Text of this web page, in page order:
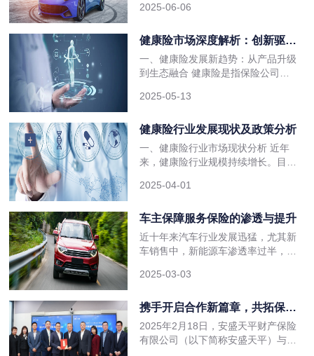
法应负的从业人员
责任的约定，如对三大件、三电系
的附加条款的方式体现。本篇罗列了
保险公司现有的一些延保条款解读
中，客户端容易和保险公司产生争议
些内容如果没有严
2025-06-06
健康险市场深度解析：创新驱动
与未来机遇
一、健康险发展新趋势：从产品升级
到生态融合 健康险是指保险公司通
失保险和护理保险等方式对因健康原
国大力推进商业健康险的发展，为人
民生活提供保障，从整体市场方面来
说，健康险有着以下几个特点：大力
加健康管理服
2025-05-13
健康险行业发展现状及政策分析
一、健康险行业市场现状分析 近年
来，健康险行业规模持续增长。目
主要商业健康保险产品类型。2019
部委联合发布《关于促进社会服务领
域商业保险发展的意见》，文件中提
出扩大商业健康保险供给，力争到
过2万亿元，成为中国特色
2025-04-01
车主保障服务保险的渗透与提升
近十年来汽车行业发展迅猛，尤其新
车销售中，新能源车渗透率过半，经
传统油车阶段，单车销售利润进一步
基盘的情况下，提升衍生业务利润弥
补部分新车亏损，后续维修保养过程
中，依靠返厂利润达到整体盈利的目
的。衍生业务主要是金融，车险，延
2025-03-03
携手开启合作新篇章，共拓保险
行业新未来 ——安盛天平与五洲
经纪战略合作签约在沪成功举行
2025年2月18日，安盛天平财产保险
有限公司（以下简称安盛天平）与五